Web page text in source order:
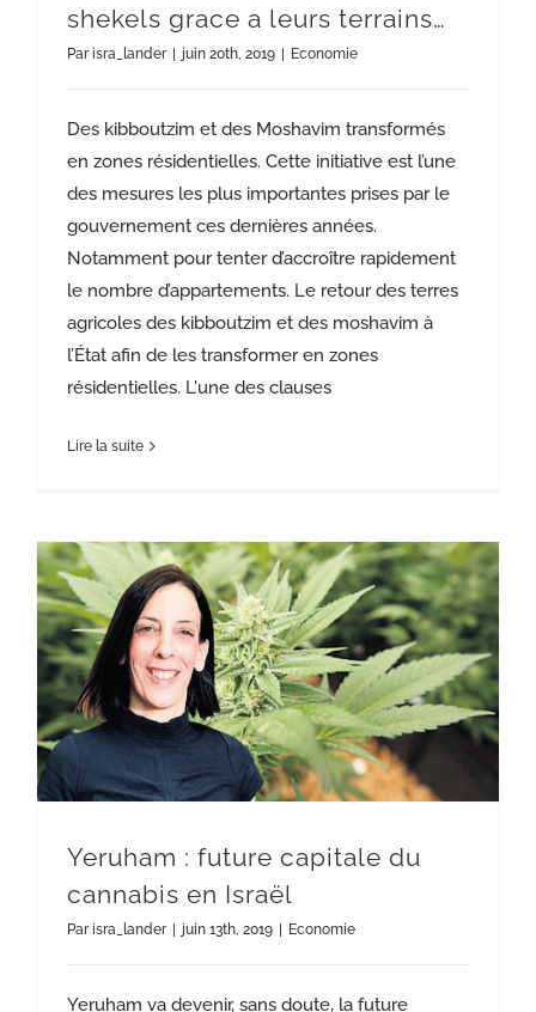
shekels grace a leurs terrains…
Parisra_lander juin 20th, 2019 Economie
Des kibboutzim et des Moshavim transformés
en zones résidentielles. Cette initiative est l’une
des mesures les plus importantes prises par le
gouvernement ces dernières années.
Notamment pour tenter d’accroître rapidement
le nombre d’appartements. Le retour des terres
agricoles des kibboutzim et des moshavim à
l’État afin de les transformer en zones
résidentielles. L'une des clauses
Lire la suite
Yeruham : future capitale du
cannabis en Israël
Parisra_lander juin 13th, 2019 Economie
Yeruham va devenir, sans doute, la future